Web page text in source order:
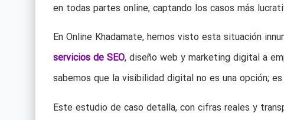
en todas partes online, captando los casos más
En Online Khadamate, hemos visto esta situación
servicios de SEO, diseño web y marketing digital a
sabemos que la visibilidad digital no es una opción;
Este estudio de caso detalla, con cifras reales y